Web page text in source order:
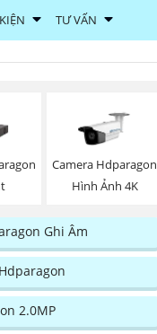
TƯ VẤN
Camera Hdparagon
Hình Ảnh 4K
Ghi Âm
2.0MP